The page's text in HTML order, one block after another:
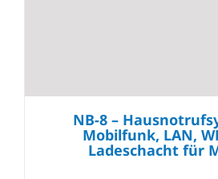
NB-8 –
Mobilfunk, LAN,
Ladeschacht für